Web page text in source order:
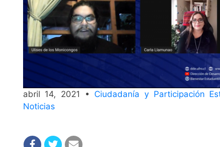
abril 14, 2021 • Ciudadanía y Participación
Noticias